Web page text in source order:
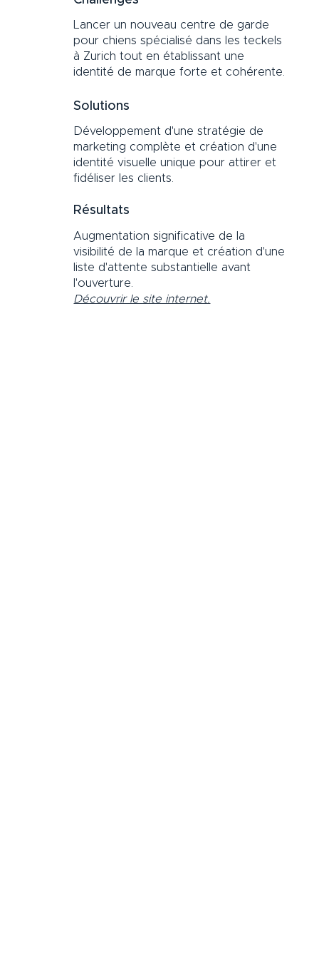
Lancer un nouveau centre de garde
pour chiens spécialisé dans les teckels
à Zurich tout en établissant une
identité de marque forte et cohérente.
Solutions
Développement d'une stratégie de
marketing complète et création d'une
identité visuelle unique pour attirer et
fidéliser les clients.
Résultats
Augmentation significative de la
visibilité de la marque et création d'une
liste d'attente substantielle avant
l'ouverture.
Découvrir le site internet.